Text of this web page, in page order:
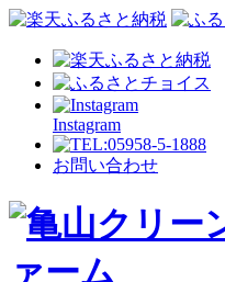
Instagram
お問い合わせ